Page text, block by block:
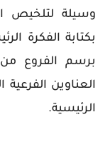
وسيلة لتلخيص
بكتابة الفكرة
برسم الفروع
العناوين الفرعية
الرئيسية.